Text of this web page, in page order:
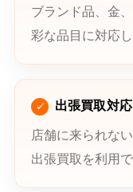
ブランド品、金
彩な品目に対応し
出張買取対応
店舗に来られな
出張買取を利用で